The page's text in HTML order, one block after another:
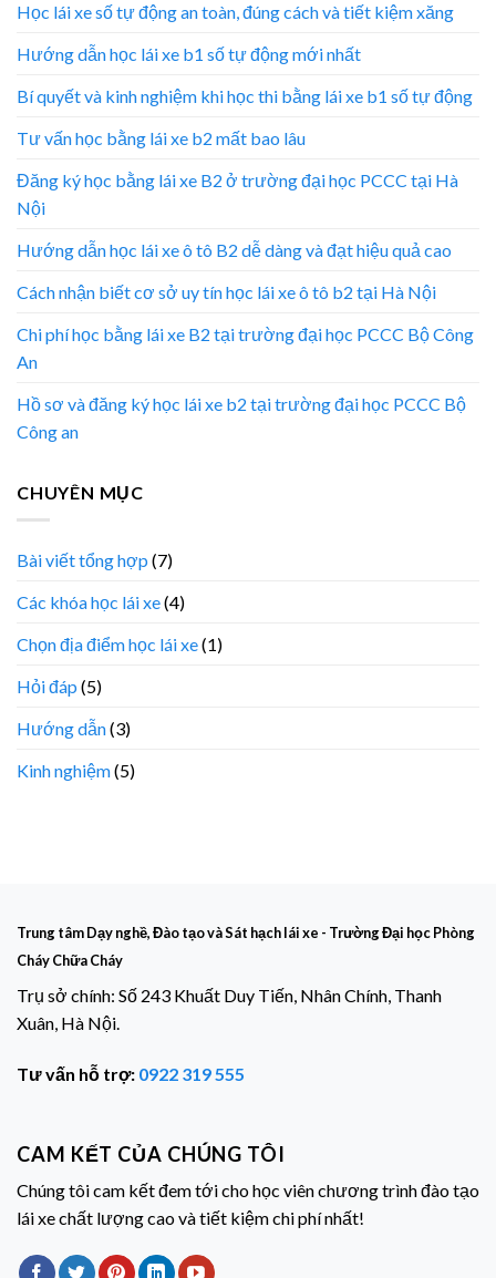
Học lái xe số tự động an toàn, đúng cách và tiết kiệm xăng
Hướng dẫn học lái xe b1 số tự động mới nhất
Bí quyết và kinh nghiệm khi học thi bằng lái xe b1 số tự động
Tư vấn học bằng lái xe b2 mất bao lâu
Đăng ký học bằng lái xe B2 ở trường đại học PCCC tại Hà
Nội
Hướng dẫn học lái xe ô tô B2 dễ dàng và đạt hiệu quả cao
Cách nhận biết cơ sở uy tín học lái xe ô tô b2 tại Hà Nội
Chi phí học bằng lái xe B2 tại trường đại học PCCC Bộ Công
An
Hồ sơ và đăng ký học lái xe b2 tại trường đại học PCCC Bộ
Công an
CHUYÊN MỤC
Bài viết tổng hợp (7)
Các khóa học lái xe(4)
Chọn địa điểm học lái xe(1)
Hỏi đáp (5)
Hướng dẫn(3)
Kinh nghiệm(5)
Trung tâm Dạy nghề, Đào tạo và Sát hạch lái xe - Trường Đại học Phòng
Cháy Chữa Cháy
Trụ sở chính: Số 243 Khuất Duy Tiến, Nhân Chính, Thanh
Xuân, Hà Nội.
Tư vấn hỗ trợ: 0922 319 555
CAM KẾT CỦA CHÚNG TÔI
Chúng tôi cam kết đem tới cho học viên chương trình đào tạo
lái xe chất lượng cao và tiết kiệm chi phí nhất!